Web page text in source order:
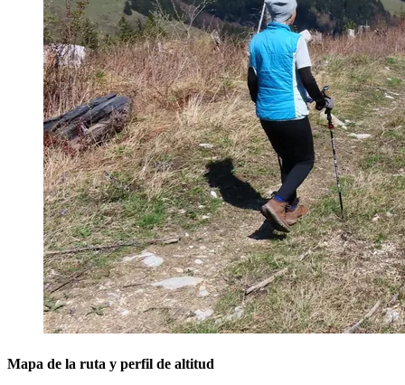
Mapa de la ruta y perfil de altitud